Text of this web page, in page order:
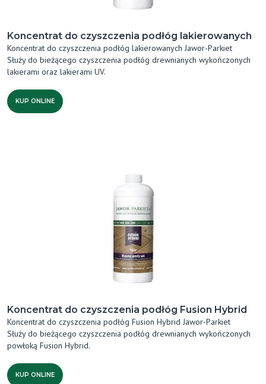
Koncentrat do czyszczenia podłóg lakierowanych
Koncentrat do czyszczenia podłóg lakierowanych Jawor-Parkiet
Służy do bieżącego czyszczenia podłóg drewnianych wykończonych
lakierami oraz lakierami UV.
KUP ONLINE
Koncentrat do czyszczenia podłóg Fusion Hybrid
Koncentrat do czyszczenia podłóg Fusion Hybrid Jawor-Parkiet
Służy do bieżącego czyszczenia podłóg drewnianych wykończonych
powłoką Fusion Hybrid.
KUP ONLINE